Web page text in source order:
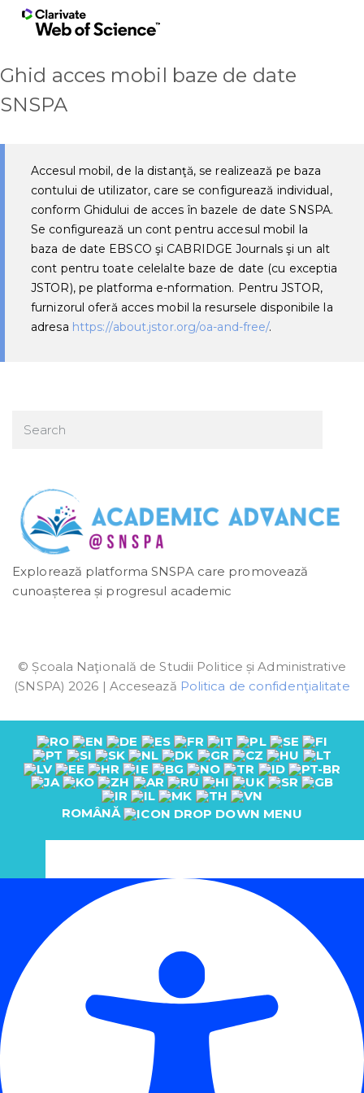
Ghid acces mobil baze de date
SNSPA
Accesul mobil, de la distanţă, se realizează pe baza
contului de utilizator, care se configurează individual,
conform Ghidului de acces în bazele de date SNSPA.
Se configurează un cont pentru accesul mobil la
baza de date EBSCO şi CABRIDGE Journals şi un alt
cont pentru toate celelalte baze de date (cu exceptia
JSTOR), pe platforma e-nformation. Pentru JSTOR,
furnizorul oferă acces mobil la resursele disponibile la
adresa https://about.jstor.org/oa-and-free/.
Explorează platforma SNSPA care promovează
cunoașterea și progresul academic
© Școala Naţională de Studii Politice și Administrative
(SNSPA) 2026 | Accesează Politica de confidenţialitate
ROMÂNĂ